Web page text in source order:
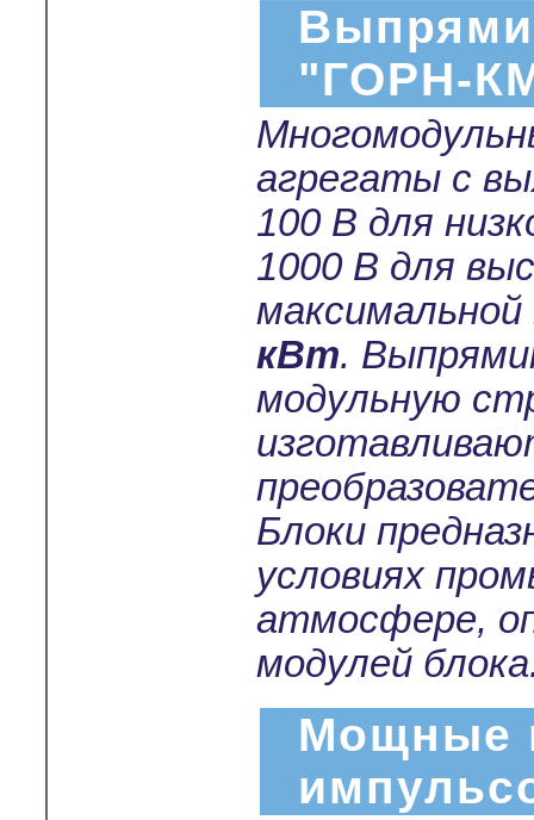
"ГОРН-
агрегаты с
100 В для
1000 В для
кВт.
модульную
Блоки
условиях
атмосфере,
модулей
Мощные